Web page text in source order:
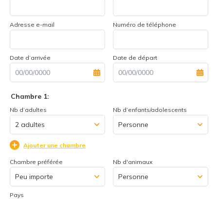
Adresse e-mail Numéro de téléphone
Date d’arrivée Date de départ
Chambre 1:
Nb d’adultes Nb d’enfants/adolescents
Ajouter une chambre
Chambre préférée Nb d'animaux
Pays